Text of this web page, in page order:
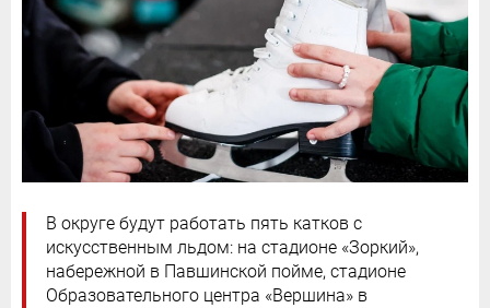
В округе будут работать пять катков с
искусственным льдом: на стадионе «Зоркий»,
набережной в Павшинской пойме, стадионе
Образовательного центра «Вершина» в